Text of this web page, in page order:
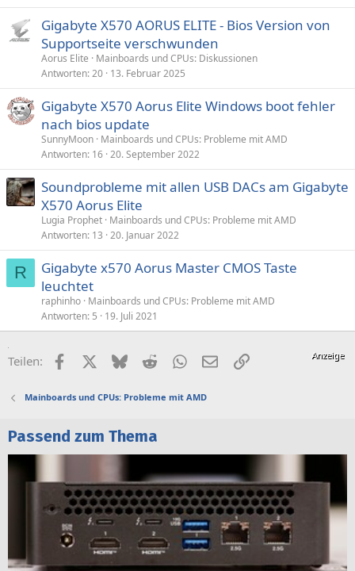
Gigabyte X570 AORUS ELITE - Bios Version von
Supportseite verschwunden
Aorus Elite
Mainboards und CPUs: Diskussionen
Antworten 20 13. Februar 2025
Gigabyte X570 Aorus Elite Windows boot fehler
nach bios update
SunnyMoon Mainboards und CPUs: Probleme mit AMD
Antworten 16 20. September 2022
Soundprobleme mit allen USB DACs am Gigabyte
X570 Aorus Elite
Lugia Prophet Mainboards und CPUs: Probleme mit AMD
Antworten 13 20. Januar 2022
R
Gigabyte x570 Aorus Master CMOS Taste
leuchtet
raphinho Mainboards und CPUs: Probleme mit AMD
Antworten 5 19. Juli 2021
Teilen: FacebookX (Twitter)
BlueskyRedditWhatsApp
E-MailLink
Mainboards und CPUs: Probleme mit AMD
Passend zum Thema